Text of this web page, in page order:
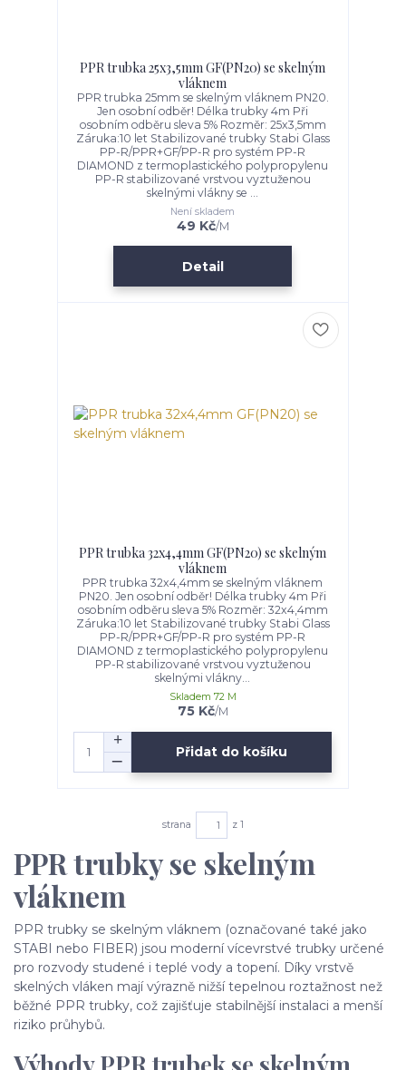
PPR trubka 25x3,5mm GF(PN20) se skelným
vláknem
PPR trubka 25mm se skelným vláknem PN20.
Jen osobní odběr! Délka trubky 4m Při
osobním odběru sleva 5% Rozměr: 25x3,5mm
Záruka:10 let Stabilizované trubky Stabi Glass
PP-R/PPR+GF/PP-R pro systém PP-R
DIAMOND z termoplastického polypropylenu
PP-R stabilizované vrstvou vyztuženou
skelnými vlákny se ...
49 Kč/M
Není skladem
Detail
PPR trubka 32x4,4mm GF(PN20) se skelným
vláknem
PPR trubka 32x4,4mm se skelným vláknem
PN20. Jen osobní odběr! Délka trubky 4m Při
osobním odběru sleva 5% Rozměr: 32x4,4mm
Záruka:10 let Stabilizované trubky Stabi Glass
PP-R/PPR+GF/PP-R pro systém PP-R
DIAMOND z termoplastického polypropylenu
PP-R stabilizované vrstvou vyztuženou
skelnými vlákny...
75 Kč/M
Skladem 72 M
Přidat do košíku
strana z 1
PPR trubky se skelným
vláknem
PPR trubky se skelným vláknem (označované také jako
STABI nebo FIBER) jsou moderní vícevrstvé trubky určené
pro rozvody studené i teplé vody a topení. Díky vrstvě
skelných vláken mají výrazně nižší tepelnou roztažnost než
běžné PPR trubky, což zajišťuje stabilnější instalaci a menší
riziko průhybů.